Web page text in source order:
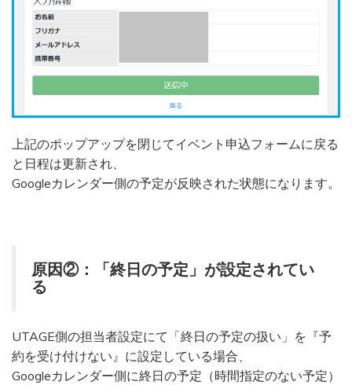
上記のポップアップを閉じてイベント申込フォームに戻る
と日程は更新され、
Googleカレンダー側の予定が反映された状態になります。
原因②：「終日の予定」が設定されてい
る
UTAGE側の担当者設定にて「終日の予定の扱い」を『予
約を受け付けない』に設定している場合、
Googleカレンダー側に終日の予定（時間指定のない予定）